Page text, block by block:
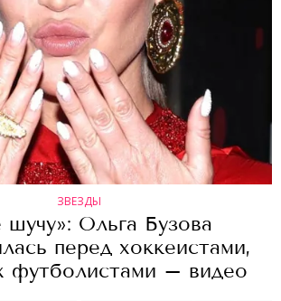
ЗВЕЗДЫ
шучу»: Ольга Бузова
перед хоккеистами,
футболистами – видео